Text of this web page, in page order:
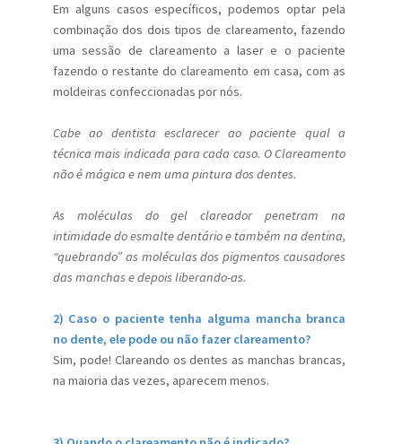
Em alguns casos específicos, podemos optar pela
combinação dos dois tipos de clareamento, fazendo
uma sessão de clareamento a laser e o paciente
fazendo o restante do clareamento em casa, com as
moldeiras confeccionadas por nós.
Cabe ao dentista esclarecer ao paciente qual a
técnica mais indicada para cada caso. O Clareamento
não é mágica e nem uma pintura dos dentes.
As moléculas do gel clareador penetram na
intimidade do esmalte dentário e também na dentina,
“quebrando” as moléculas dos pigmentos causadores
das manchas e depois liberando-as.
2) Caso o paciente tenha alguma mancha branca
no dente, ele pode ou não fazer clareamento?
Sim, pode! Clareando os dentes as manchas brancas,
na maioria das vezes, aparecem menos.